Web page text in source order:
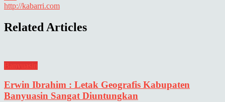
http://kabarri.com
Related Articles
Banyuasin
Erwin Ibrahim : Letak Geografis Kabupaten
Banyuasin Sangat Diuntungkan